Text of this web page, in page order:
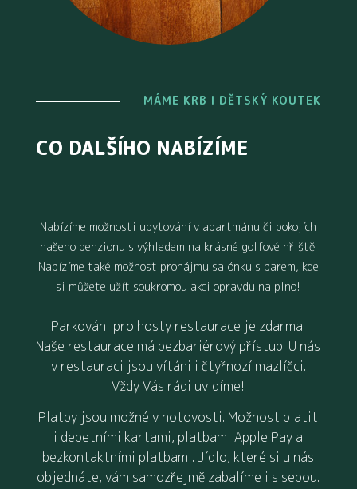
MÁME KRB I DĚTSKÝ KOUTEK
CO DALŠÍHO NABÍZÍME
Nabízíme možnosti ubytování v apartmánu či pokojích
našeho penzionu s výhledem na krásné golfové hřiště.
Nabízíme také možnost pronájmu salónku s barem, kde
si můžete užít soukromou akci opravdu na plno!
Parkováni pro hosty restaurace je zdarma.
Naše restaurace má bezbariérový přístup. U nás
v restauraci jsou vítáni i čtyřnozí mazlíčci.
Vždy Vás rádi uvidíme!
Platby jsou možné v hotovosti. Možnost platit
i debetními kartami, platbami Apple Pay a
bezkontaktními platbami. Jídlo, které si u nás
objednáte, vám samozřejmě zabalíme i s sebou.